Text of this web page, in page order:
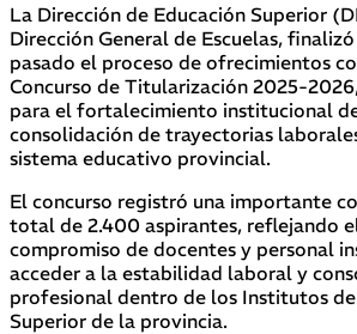
La Dirección de Educación Superior
Dirección General de Escuelas,
pasado el proceso de ofrecimientos
Concurso de Titularización 2025-
para el fortalecimiento institucional
consolidación de trayectorias
sistema educativo provincial.
El concurso registró una importante
total de 2.400 aspirantes, reflejando
compromiso de docentes y personal
acceder a la estabilidad laboral y
profesional dentro de los Institutos
Superior de la provincia.